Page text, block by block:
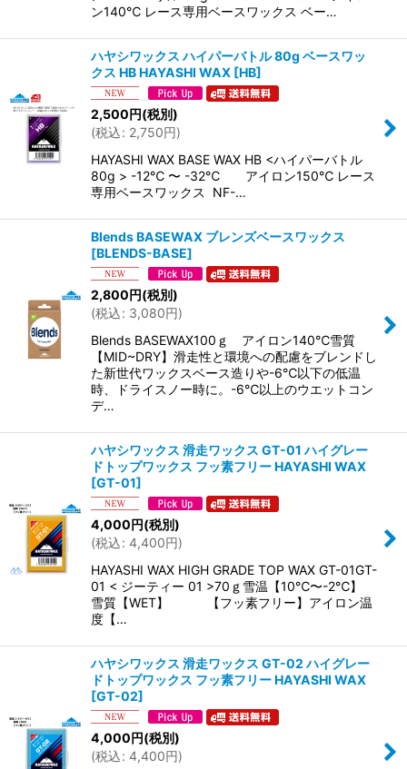
ン140℃ レース専用ベースワックス ベー…
ハヤシワックス ハイパーバトル 80g ベースワッ
クス HB HAYASHI WAX [HB]
2,500円(税別)
(税込: 2,750円)
HAYASHI WAX BASE WAX HB <ハイパーバトル
80g > -12℃ 〜 -32℃ アイロン150℃ レース
専用ベースワックス NF-…
Blends BASEWAX ブレンズベースワックス
[BLENDS-BASE]
2,800円(税別)
(税込: 3,080円)
Blends BASEWAX100ｇ アイロン140℃雪質
【MID~DRY】滑走性と環境への配慮をブレンドし
た新世代ワックスベース造りや-6℃以下の低温
時、ドライスノー時に。-6℃以上のウエットコン
デ…
ハヤシワックス 滑走ワックス GT-01 ハイグレー
ドトップワックス フッ素フリー HAYASHI WAX
[GT-01]
4,000円(税別)
(税込: 4,400円)
HAYASHI WAX HIGH GRADE TOP WAX GT-01GT-
01 < ジーティー 01 >70ｇ雪温【10℃〜-2℃】
雪質【WET】 【フッ素フリー】アイロン温
度【…
ハヤシワックス 滑走ワックス GT-02 ハイグレー
ドトップワックス フッ素フリー HAYASHI WAX
[GT-02]
4,000円(税別)
(税込: 4,400円)